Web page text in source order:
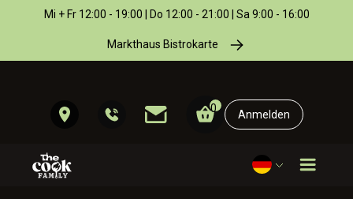
Mi + Fr 12:00 - 19:00 | Do 12:00 - 21:00 | Sa 9:00 - 16:00
Markthaus Bistrokarte
0 Anmelden